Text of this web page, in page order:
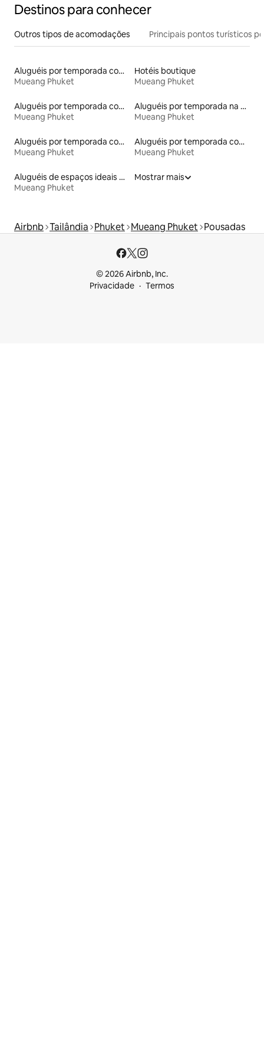
Destinos para conhecer
Outros tipos de acomodações Principais pontos turísticos
Aluguéis por temporada com sauna
Mueang Phuket
Hotéis boutique
Mueang Phuket
Aluguéis por temporada com suítes privativas
Mueang Phuket
Aluguéis por temporada na orla
Mueang Phuket
Aluguéis por temporada com café da manhã
Mueang Phuket
Aluguéis por temporada com banheira de hidromassagem
Mueang Phuket
Aluguéis de espaços ideais para famílias
Mueang Phuket
Mostrar mais
Airbnb Tailândia Phuket Mueang Phuket Pousadas
© 2026 Airbnb, Inc.
Privacidade
Termos